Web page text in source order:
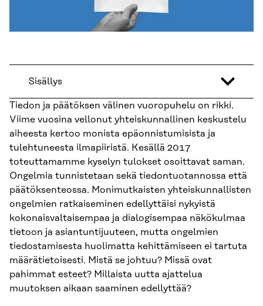
Sisällys
Tiedon ja päätöksen välinen vuoropuhelu on rikki.
Viime vuosina vellonut yhteiskunnallinen keskustelu
aiheesta kertoo monista epäonnistumisista ja
tulehtuneesta ilmapiiristä. Kesällä 2017
toteuttamamme kyselyn tulokset osoittavat saman.
Ongelmia tunnistetaan sekä tiedontuotannossa että
päätöksenteossa. Monimutkaisten yhteiskunnallisten
ongelmien ratkaiseminen edellyttäisi nykyistä
kokonaisvaltaisempaa ja dialogisempaa näkökulmaa
tietoon ja asiantuntijuuteen, mutta ongelmien
tiedostamisesta huolimatta kehittämiseen ei tartuta
määrätietoisesti. Mistä se johtuu? Missä ovat
pahimmat esteet? Millaista uutta ajattelua
muutoksen aikaan saaminen edellyttää?